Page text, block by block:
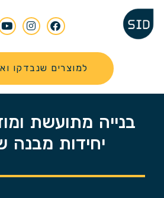
למוצרים שנבדקו
בנייה מתועשת
יחידות מבנה